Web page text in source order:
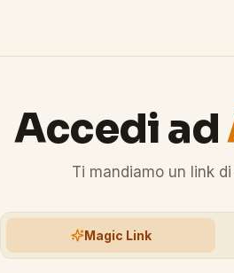
Accedi ad
Ti mandiamo un link
Magic Link